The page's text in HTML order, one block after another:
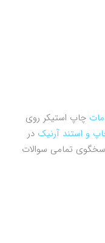
چاپ استیکر روی
و استند آرنیک در
تمامی سوالات